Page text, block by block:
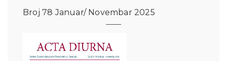
Broj 78 Januar/ Novembar 2025